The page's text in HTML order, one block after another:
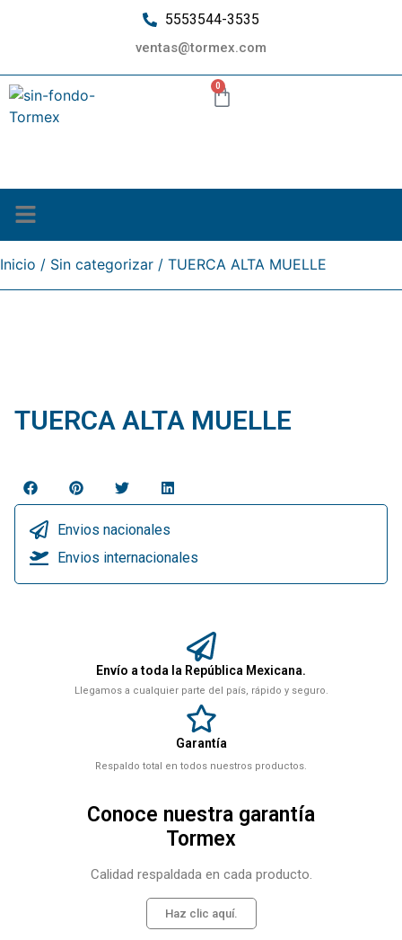
5553544-3535
ventas@tormex.com
0
Inicio / Sin categorizar / TUERCA ALTA MUELLE
TUERCA ALTA MUELLE
Envios nacionales
Envios internacionales
Envío a toda la República Mexicana.
Llegamos a cualquier parte del país, rápido y seguro.
Garantía
Respaldo total en todos nuestros productos.
Conoce nuestra garantía
Tormex
Calidad respaldada en cada producto.
Haz clic aquí.